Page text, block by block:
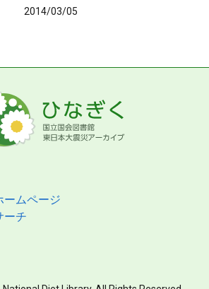
2014/03/05
ームページ
ーチ